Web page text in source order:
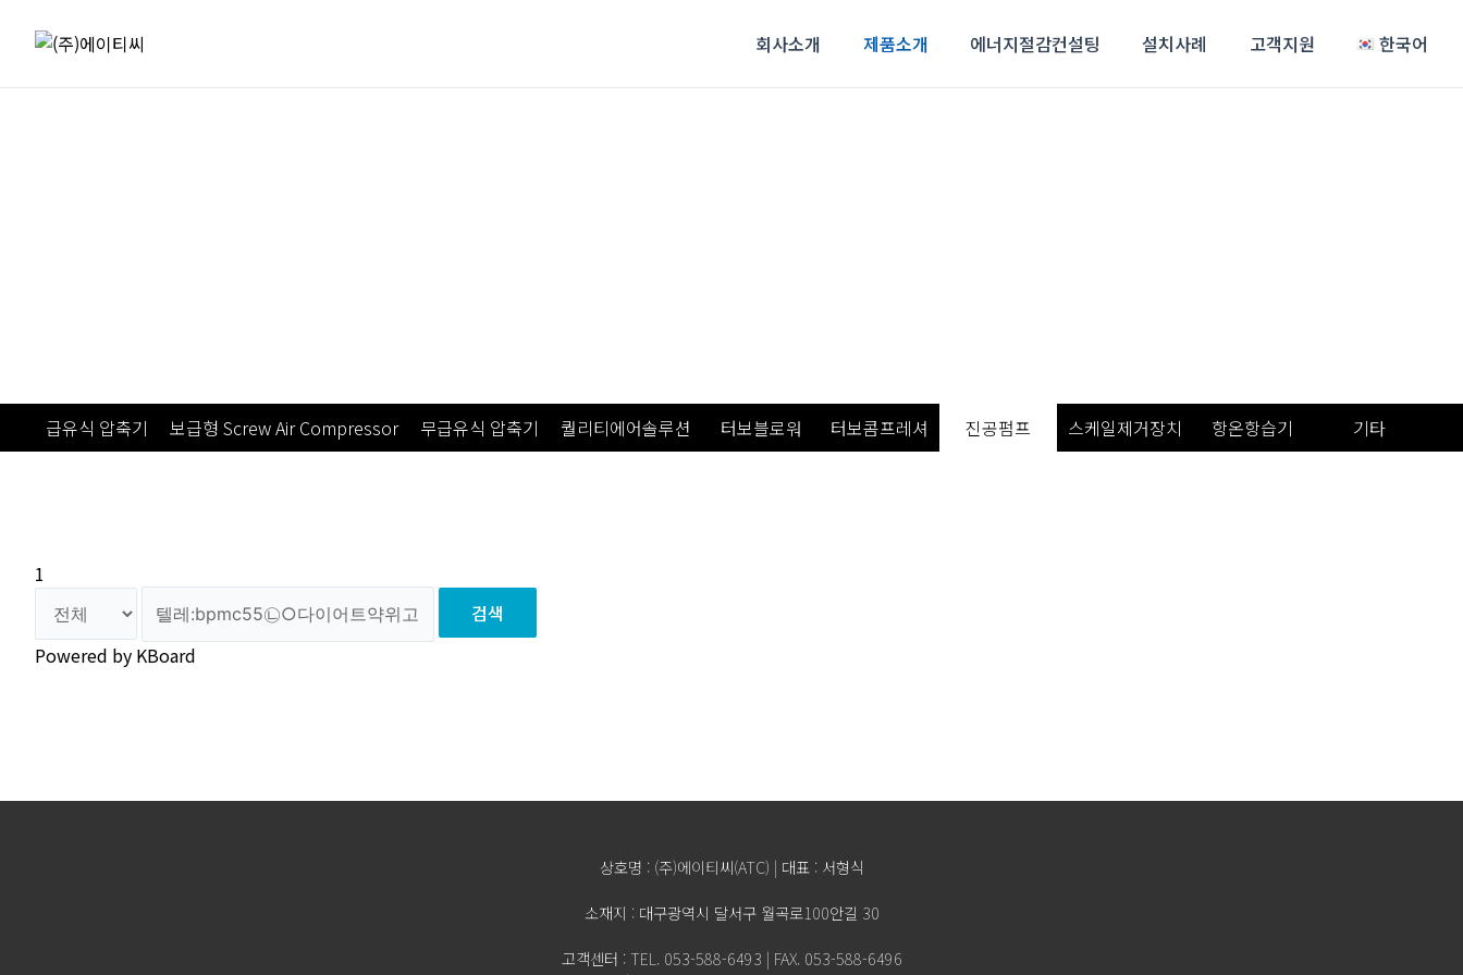
건너뛰기
회사소개 제품소개 에너지절감컨설팅 설치사례 고객지원 한국어
급유식 압축기 보급형 Screw Air Compressor 무급유식 압축기 퀄리티에어솔루션 터보블로워 터보콤프레셔 진공펌프 스케일제거장치 항온항습기 기타
1
검색
Powered by KBoard
상호명 : (주)에이티씨(ATC) | 대표 : 서형식
소재지 : 대구광역시 달서구 월곡로100안길 30
고객센터 : TEL. 053-588-6493 | FAX. 053-588-6496